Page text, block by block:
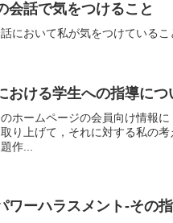
会話で気をつけること
において私が気をつけているこ
おける学生への指導につ
ホームページの会員向け情報
り上げて，それに対する私の
作...
ワーハラスメント-その